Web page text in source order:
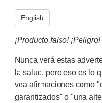
English
¡Producto falso!
Nunca verá estas
la salud, pero eso es lo
vea afirmaciones como
garantizados" o "una